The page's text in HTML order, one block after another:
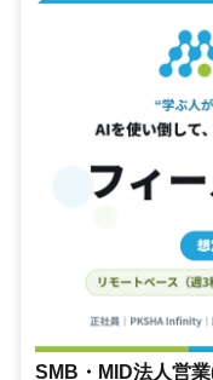
SMB・MID法人営